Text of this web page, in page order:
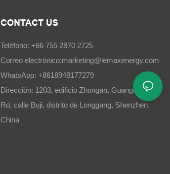
CONTACT US
Teléfono: +86 755 2870 2725
Correo electrónico:marketing@lemaxenergy.com
WhatsApp: +8618948177279
Dirección: 1203, edificio Zhongan, Guangchang
Rd, calle Buji, distrito de Longgang, Shenzhen,
China